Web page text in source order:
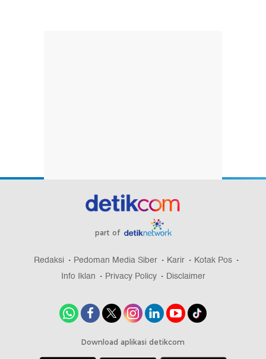
part of
Redaksi Pedoman Media Siber Karir
Kotak Pos
Info Iklan
Privacy Policy Disclaimer
Download aplikasi detikcom